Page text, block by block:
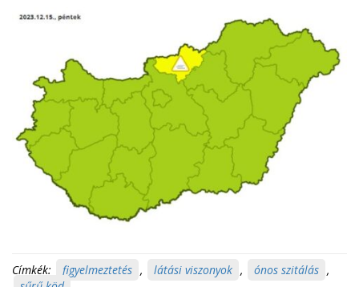
Címkék: figyelmeztetés , látási viszonyok , ónos szitálás ,